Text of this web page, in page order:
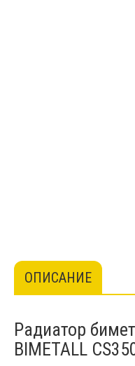
ОПИСАНИЕ
Радиатор
BIMETALL